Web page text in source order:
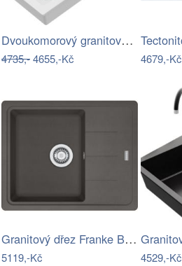
Dvoukomorový granitový dřez MEXEN MARIO…
4735,-4655,-Kč 4679,-Kč
Granitový dřez Franke BFG 611-62 Šedá…
5119,-Kč 4529,-Kč